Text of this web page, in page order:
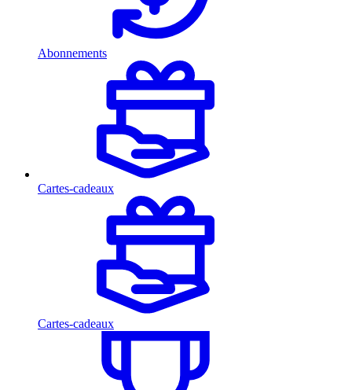
Abonnements
Cartes-cadeaux
Cartes-cadeaux